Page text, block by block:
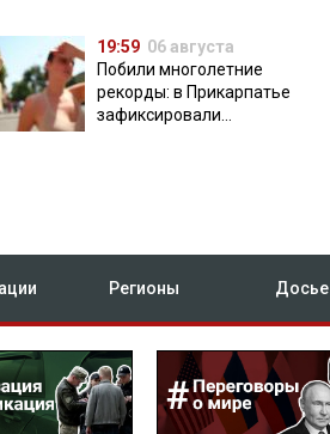
19:59 06 августа
Побили многолетние
рекорды: в Прикарпатье
зафиксировали
Регионы Досье